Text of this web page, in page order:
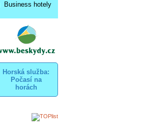
Business hotely
Horská služba:
Počasí na
horách